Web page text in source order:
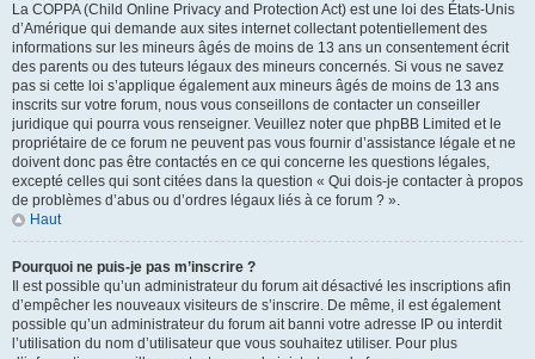
La COPPA (Child Online Privacy and Protection Act) est une loi des États-Unis
d’Amérique qui demande aux sites internet collectant potentiellement des
informations sur les mineurs âgés de moins de 13 ans un consentement écrit
des parents ou des tuteurs légaux des mineurs concernés. Si vous ne savez
pas si cette loi s’applique également aux mineurs âgés de moins de 13 ans
inscrits sur votre forum, nous vous conseillons de contacter un conseiller
juridique qui pourra vous renseigner. Veuillez noter que phpBB Limited et le
propriétaire de ce forum ne peuvent pas vous fournir d’assistance légale et ne
doivent donc pas être contactés en ce qui concerne les questions légales,
excepté celles qui sont citées dans la question « Qui dois-je contacter à propos
de problèmes d’abus ou d’ordres légaux liés à ce forum ? ».
Haut
Pourquoi ne puis-je pas m’inscrire ?
Il est possible qu’un administrateur du forum ait désactivé les inscriptions afin
d’empêcher les nouveaux visiteurs de s’inscrire. De même, il est également
possible qu’un administrateur du forum ait banni votre adresse IP ou interdit
l’utilisation du nom d’utilisateur que vous souhaitez utiliser. Pour plus